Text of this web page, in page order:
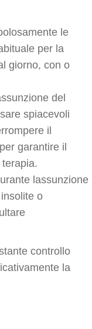
le
per la
giorno, con o
del
spiacevoli
il
garantire il
lassunzione
o
controllo
la